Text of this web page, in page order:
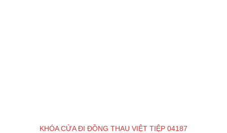
KHÓA CỬA ĐI ĐỒNG THAU VIỆT TIỆP 04187